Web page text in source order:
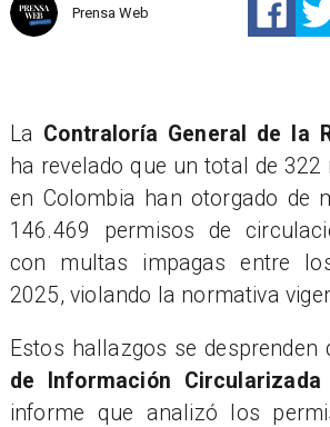
Prensa Web
La Contraloría General de la
ha revelado que un total de 322
en Colombia han otorgado de
146.469 permisos de
con multas impagas entre
2025, violando la normativa
Estos hallazgos se desprenden
de Información Circularizada
informe que analizó los